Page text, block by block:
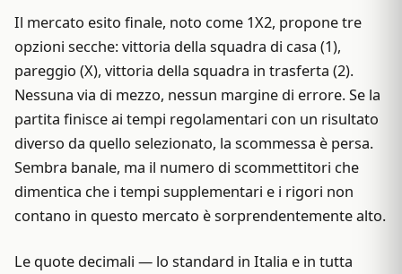
Il mercato esito finale, noto come 1X2, propone tre
opzioni secche: vittoria della squadra di casa (1),
pareggio (X), vittoria della squadra in trasferta (2).
Nessuna via di mezzo, nessun margine di errore. Se la
partita finisce ai tempi regolamentari con un risultato
diverso da quello selezionato, la scommessa è persa.
Sembra banale, ma il numero di scommettitori che
dimentica che i tempi supplementari e i rigori non
contano in questo mercato è sorprendentemente alto.
Le quote decimali — lo standard in Italia e in tutta